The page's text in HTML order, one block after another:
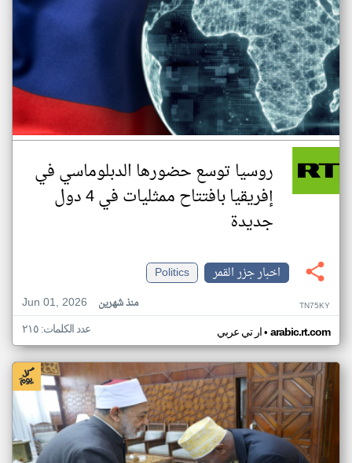
روسيا توسع حضورها الدبلوماسي في
إفريقيا بافتتاح ممثليات في 4 دول
جديدة
اخبار جزر القمر
Politics
Jun 01, 2026
منذ شهرين TN75KY
ار تي عربي• arabic.rt.com عدد الكلمات: ٢١٥